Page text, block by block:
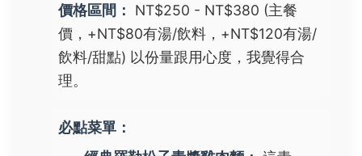
價格區間：
NT$250 - NT$380 (主餐
價，+NT$80有湯/飲料，+NT$120有湯/
飲料/甜點) 以份量跟用心度，我覺得合
理。
必點菜單：